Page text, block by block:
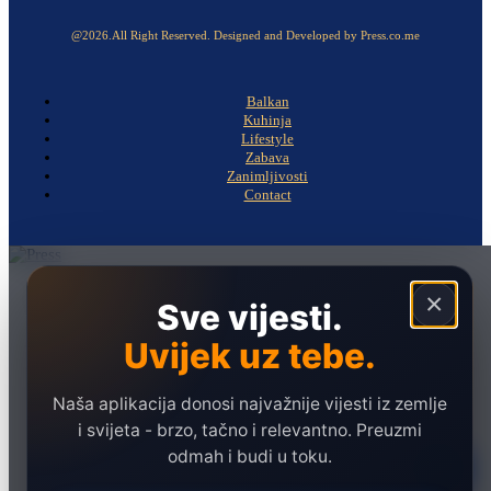
@2026.All Right Reserved. Designed and Developed by Press.co.me
Balkan
Kuhinja
Lifestyle
Zabava
Zanimljivosti
Contact
×
Sve vijesti.
Uvijek uz tebe.
Naša aplikacija donosi najvažnije vijesti iz zemlje
i svijeta - brzo, tačno i relevantno. Preuzmi
odmah i budi u toku.
Ekonomija